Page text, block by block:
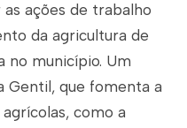
ações de trabalho
da agricultura de
no município. Um
Gentil, que fomenta a
como a